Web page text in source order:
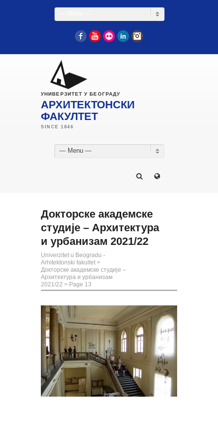
FacebookYouTube
Flickr LinkedIn
УНИВЕРЗИТЕТ У БЕОГРАДУ
АРХИТЕКТОНСКИ
ФАКУЛТЕТ
— Menu —
Докторске академске
студије – Архитектура
и урбанизам 2021/22
Univerzitet u Beogradu -
Arhitektonski fakultet >
Докторске академске студије –
Архитектура и урбанизам
2021/22 > Page 13